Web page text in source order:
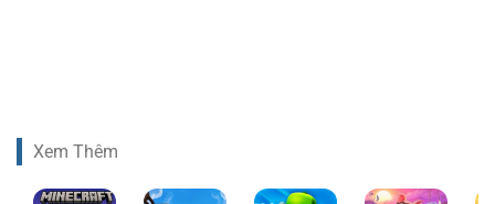
Xem Thêm